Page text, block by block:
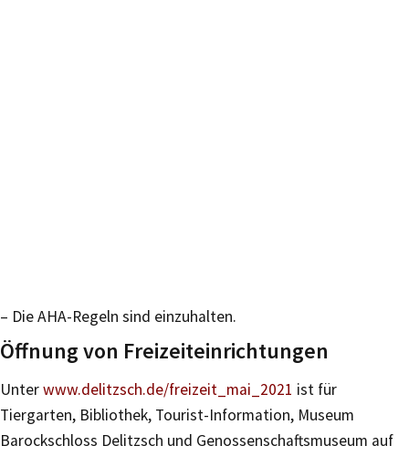
– Die AHA-Regeln sind einzuhalten.
Öffnung von Freizeiteinrichtungen
Unterwww.delitzsch.de/freizeit_mai_2021 ist für
Tiergarten, Bibliothek, Tourist-Information, Museum
Barockschloss Delitzsch und Genossenschaftsmuseum auf